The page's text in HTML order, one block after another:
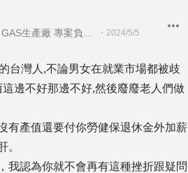
・ 2024/5/5
台灣人,不論男女在就業市場都被歧
邊不好那邊不好,然後廢廢老人們做
有產值還要付你勞健保退休金外加薪
。
我認為你就不會再有這種挫折跟疑問